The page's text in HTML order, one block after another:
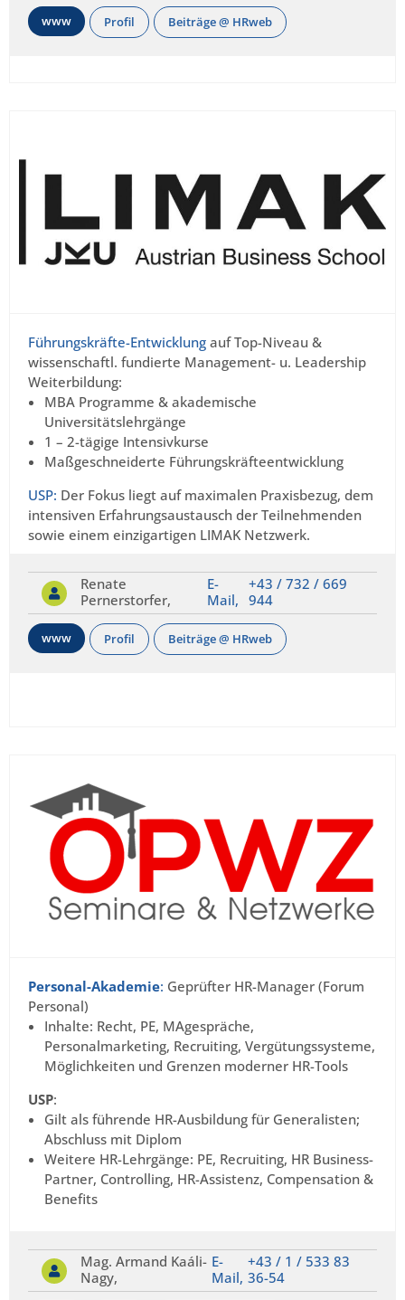
www Profil Beiträge @ HRweb
Führungskräfte-Entwicklung auf Top-Niveau &
wissenschaftl. fundierte Management- u. Leadership
Weiterbildung:
MBA Programme & akademische
Universitätslehrgänge
1 – 2-tägige Intensivkurse
Maßgeschneiderte Führungskräfteentwicklung
USP: Der Fokus liegt auf maximalen Praxisbezug, dem
intensiven Erfahrungsaustausch der Teilnehmenden
sowie einem einzigartigen LIMAK Netzwerk.
Renate
Pernerstorfer,
E-
Mail,
+43 / 732 / 669
944
www Profil Beiträge @ HRweb
Personal-Akademie: Geprüfter HR-Manager (Forum
Personal)
Inhalte: Recht, PE, MAgespräche,
Personalmarketing, Recruiting, Vergütungssysteme,
Möglichkeiten und Grenzen moderner HR-Tools
USP:
Gilt als führende HR-Ausbildung für Generalisten;
Abschluss mit Diplom
Weitere HR-Lehrgänge: PE, Recruiting, HR Business-
Partner, Controlling, HR-Assistenz, Compensation &
Benefits
Mag. Armand Kaáli-
Nagy,
E-
Mail,
+43 / 1 / 533 83
36-54